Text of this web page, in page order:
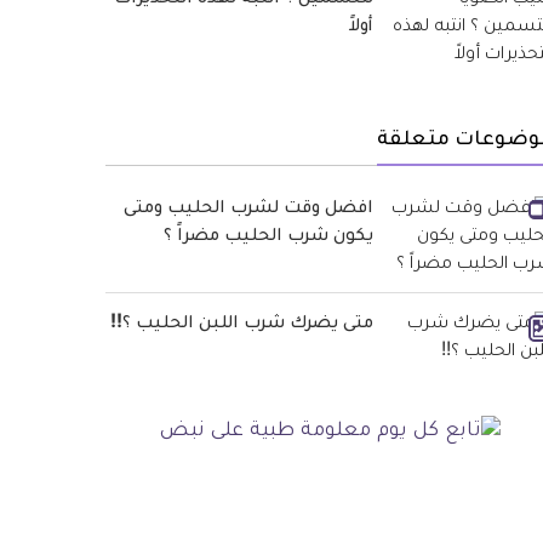
أولاً
متعلقة
افضل وقت لشرب الحليب ومتى
يكون شرب الحليب مضراً ؟
متى يضرك شرب اللبن الحليب ؟!!